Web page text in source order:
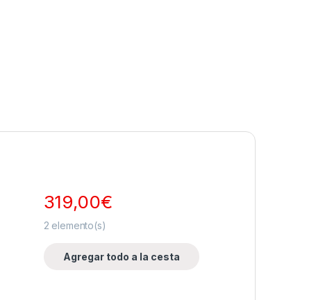
319,00€
2 elemento(s)
Agregar todo a la cesta